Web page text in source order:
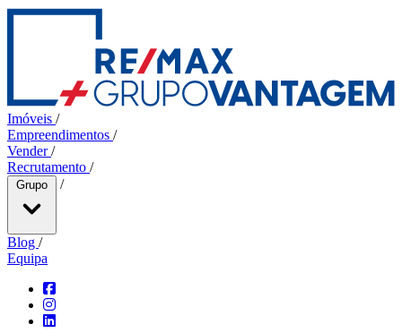
Imóveis /
Empreendimentos /
Vender/
Recrutamento /
Grupo /
Blog /
Equipa